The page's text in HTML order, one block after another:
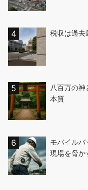
税収は過去
八百万の
本質
モバイル
現場を脅か